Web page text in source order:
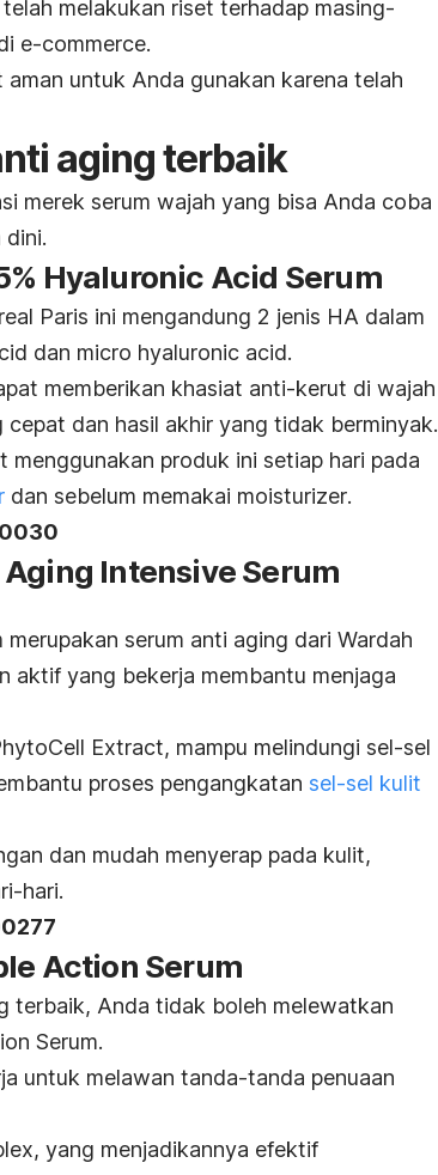
melakukan riset terhadap masing-
e-commerce.
untuk Anda gunakan karena telah
aging terbaik
merek serum wajah yang bisa Anda coba
Hyaluronic Acid Serum
Paris ini mengandung 2 jenis HA dalam
dan micro hyaluronic acid.
memberikan khasiat anti-kerut di wajah
dan hasil akhir yang tidak berminyak.
produk ini setiap hari pada
dan sebelum memakai moisturizer.
Aging Intensive Serum
serum anti aging dari Wardah
aktif yang bekerja membantu menjaga
Extract, mampu melindungi sel-sel
proses pengangkatan sel-sel kulit
dan mudah menyerap pada kulit,
hari.
Action Serum
terbaik, Anda tidak boleh melewatkan
Serum.
untuk melawan tanda-tanda penuaan
yang menjadikannya efektif